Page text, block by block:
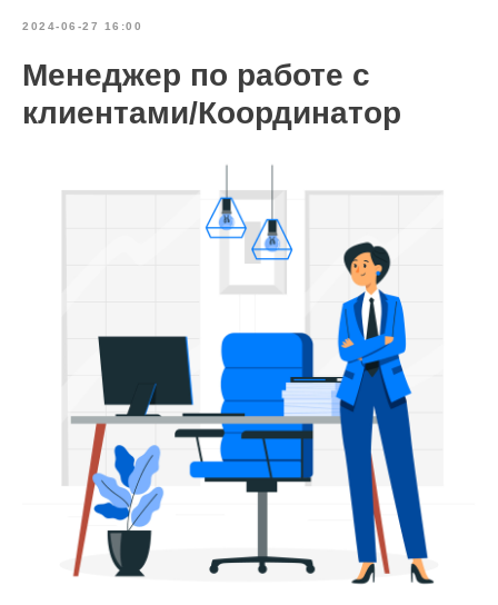
2024-06-27 16:00
Менеджер по работе с
клиентами/Координатор